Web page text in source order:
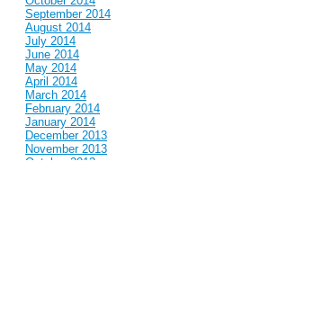
September 2014
August 2014
July 2014
June 2014
May 2014
April 2014
March 2014
February 2014
January 2014
December 2013
November 2013
October 2013